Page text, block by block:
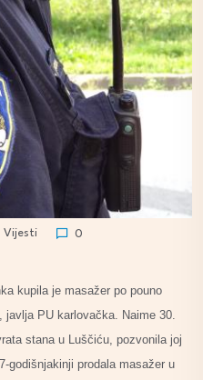
Vijesti 0
kupila je masažer po pouno
PU karlovačka. Naime 30.
stana u Luščiću, pozvonila joj
godišnjakinji prodala masažer u